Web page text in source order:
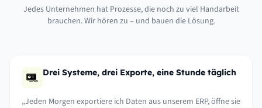
Jedes Unternehmen hat Prozesse, die noch zu viel Handarbeit
brauchen. Wir hören zu – und bauen die Lösung.
Drei Systeme, drei Exporte, eine Stunde täglich
„Jeden Morgen exportiere ich Daten aus unserem ERP, öffne sie